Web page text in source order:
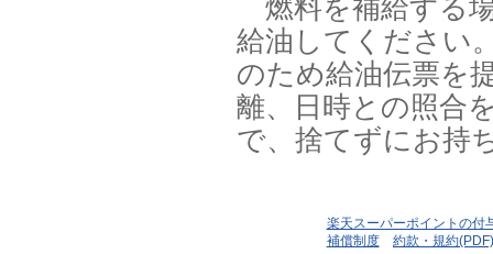
燃料を補給する
給油してください
のため給油伝票を
離、日時との照合
で、捨てずにお持
楽天スーパーポイントの付
補償制度
約款・規約